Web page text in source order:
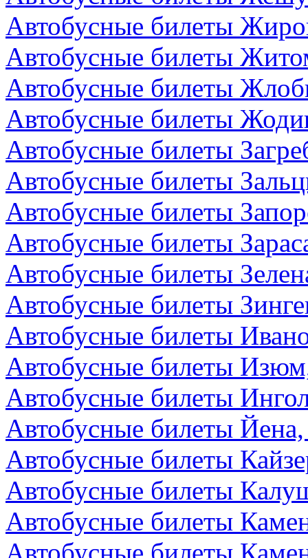
Автобусные билеты
Автобусные билеты
Автобусные билеты
Автобусные билеты
Автобусные билеты
Автобусные билеты
Автобусные билеты
Автобусные билеты
Автобусные билеты
Автобусные билеты
Автобусные билеты
Автобусные билеты
Автобусные билеты
Автобусные билеты
Автобусные билеты
Автобусные билеты
Автобусные билеты
Автобусные билеты